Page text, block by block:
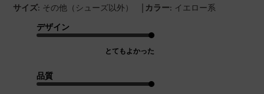
サイズ: その他（シューズ以外） | カラー: イエロー系
デザイン
とてもよかった
品質